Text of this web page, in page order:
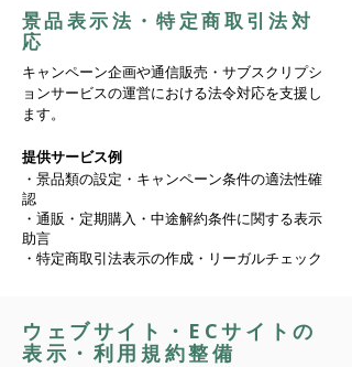
景品表示法・特定商取引法対
応
キャンペーン企画や通信販売・サブスクリプシ
ョンサービスの運営における法令対応を支援し
ます。
提供サービス例
・ 景品類の設定・キャンペーン条件の適法性確
認
・通販・定期購入・中途解約条件に関する表示
助言
・特定商取引法表示の作成・リーガルチェック
ウェブサイト・ECサイトの
表示・利用規約整備